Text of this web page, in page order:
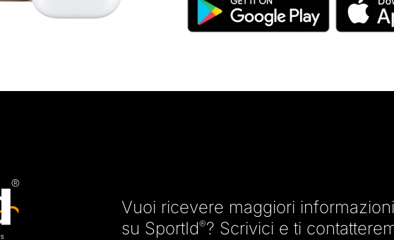
Vuoi ricevere maggiori
su SportId®? Scrivici e ti